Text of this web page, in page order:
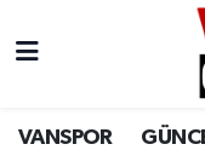
VANSPOR
Van Nöbetçi